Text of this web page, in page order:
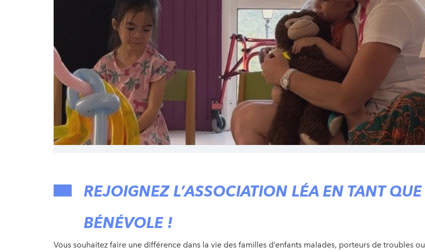
REJOIGNEZ L’ASSOCIATION LÉA EN TANT QUE
BÉNÉVOLE !
Vous souhaitez faire une différence dans la vie des familles d’enfants malades, porteurs de troubles ou